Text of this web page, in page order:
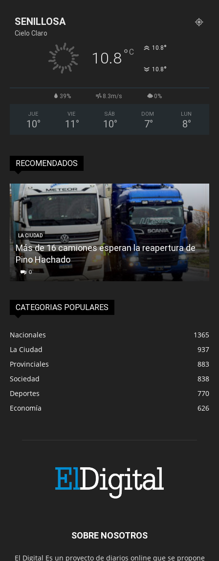
SENILLOSA
Cielo Claro
10.8°C 10.8°
10.8°
39% 8.3m/s 0%
JUE
10°
VIE
11 °
SÁB
10°
DOM
7°
LUN
8°
RECOMENDADOS
LA CIUDAD
Más de 16 camiones esperan la reapertura de
Pino Hachado
0
CATEGORIAS POPULARES
Nacionales
1365
La Ciudad
937
Provinciales
883
Sociedad
838
Deportes
770
Economía
626
SOBRE NOSOTROS
El Digital Es un proyecto de diarios online que se propone